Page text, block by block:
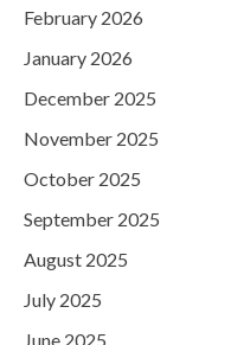
February 2026
January 2026
December 2025
November 2025
October 2025
September 2025
August 2025
July 2025
June 2025